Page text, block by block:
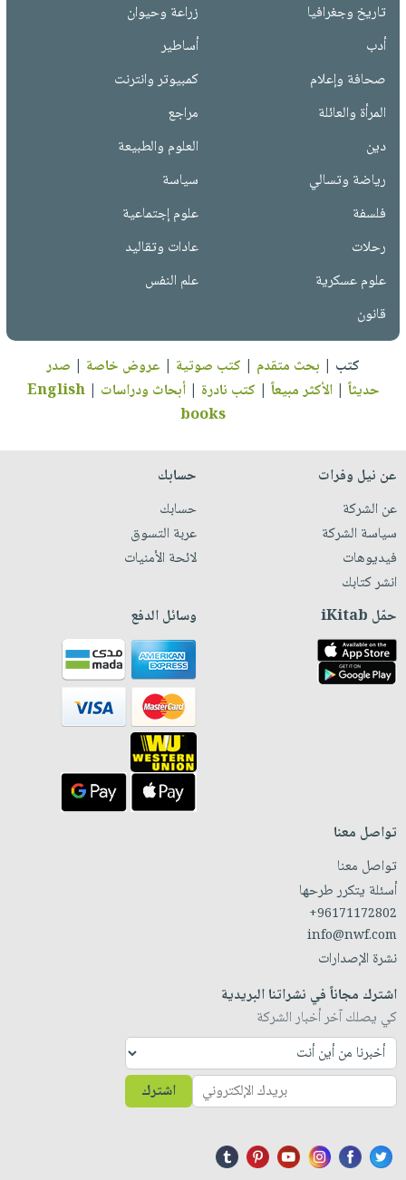
تاريخ وجغرافيا
زراعة وحيوان
أدب
أساطير
صحافة وإعلام
كمبيوتر وانترنت
المرأة والعائلة
مراجع
دين
العلوم والطبيعة
رياضة وتسالي
سياسة
فلسفة
علوم إجتماعية
رحلات
عادات وتقاليد
علوم عسكرية
علم النفس
قانون
كتب | بحث متقدم | كتب صوتية | عروض خاصة | صدر
حديثاً |الأكثر مبيعاً | كتب نادرة |أبحاث ودراسات |
English
books
عن نيل وفرات
عن الشركة
سياسة الشركة
فيديوهات
انشر كتابك
حسابك
حسابك
عربة التسوق
لائحة الأمنيات
حمّل iKitab وسائل الدفع
تواصل معنا
تواصل معنا
أسئلة يتكرر طرحها
+96171172802
info@nwf.com
نشرة الإصدارات
اشترك مجاناً في نشراتنا البريدية
كي يصلك آخر أخبار الشركة
اشترك